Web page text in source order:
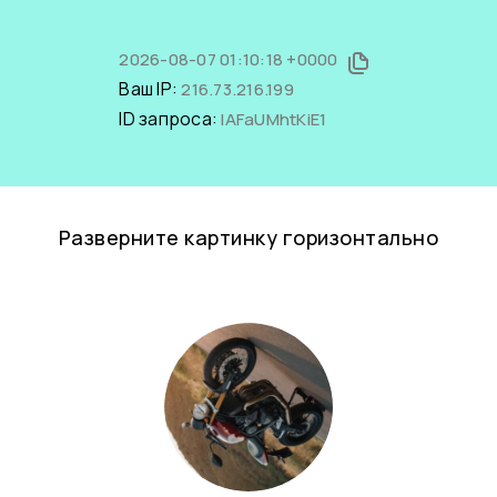
2026-08-07 01:10:18 +0000
Ваш IP:216.73.216.199
ID запроса:IAFaUMhtKiE1
Разверните картинку горизонтально